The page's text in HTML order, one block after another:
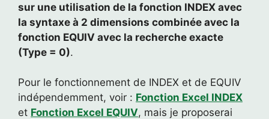
sur une utilisation de la fonction INDEX avec
la syntaxe à 2 dimensions combinée avec la
fonction EQUIV avec la recherche exacte
(Type = 0).
Pour le fonctionnement de INDEX et de EQUIV
indépendemment, voir : Fonction Excel INDEX
et Fonction Excel EQUIV, mais je proposerai